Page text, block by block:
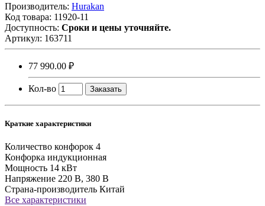
Производитель: Hurakan
Код товара: 11920-11
Доступность: Сроки и цены уточняйте.
Артикул: 163711
77 990.00 ₽
Кол-во Заказать
Краткие характеристики
Количество конфорок 4
Конфорка индукционная
Мощность 14 кВт
Напряжение 220 В, 380 В
Страна-производитель Китай
Все характеристики